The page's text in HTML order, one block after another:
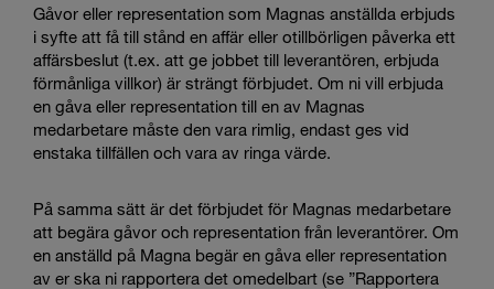
Gåvor eller representation som Magnas anställda erbjuds
i syfte att få till stånd en affär eller otillbörligen påverka ett
affärsbeslut (t.ex. att ge jobbet till leverantören, erbjuda
förmånliga villkor) är strängt förbjudet. Om ni vill erbjuda
en gåva eller representation till en av Magnas
medarbetare måste den vara rimlig, endast ges vid
enstaka tillfällen och vara av ringa värde.
På samma sätt är det förbjudet för Magnas medarbetare
att begära gåvor och representation från leverantörer. Om
en anställd på Magna begär en gåva eller representation
av er ska ni rapportera det omedelbart (se ”Rapportera